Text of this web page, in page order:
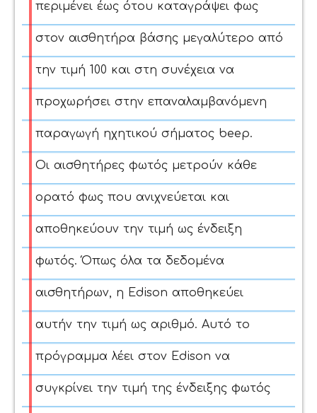
περιμένει έως ότου καταγράψει φως
στον αισθητήρα βάσης μεγαλύτερο από
την τιμή 100 και στη συνέχεια να
προχωρήσει στην επαναλαμβανόμενη
παραγωγή ηχητικού σήματος beep.
Οι αισθητήρες φωτός μετρούν κάθε
ορατό φως που ανιχνεύεται και
αποθηκεύουν την τιμή ως ένδειξη
φωτός. Όπως όλα τα δεδομένα
αισθητήρων, η Edison αποθηκεύει
αυτήν την τιμή ως αριθμό. Αυτό το
πρόγραμμα λέει στον Edison να
συγκρίνει την τιμή της ένδειξης φωτός